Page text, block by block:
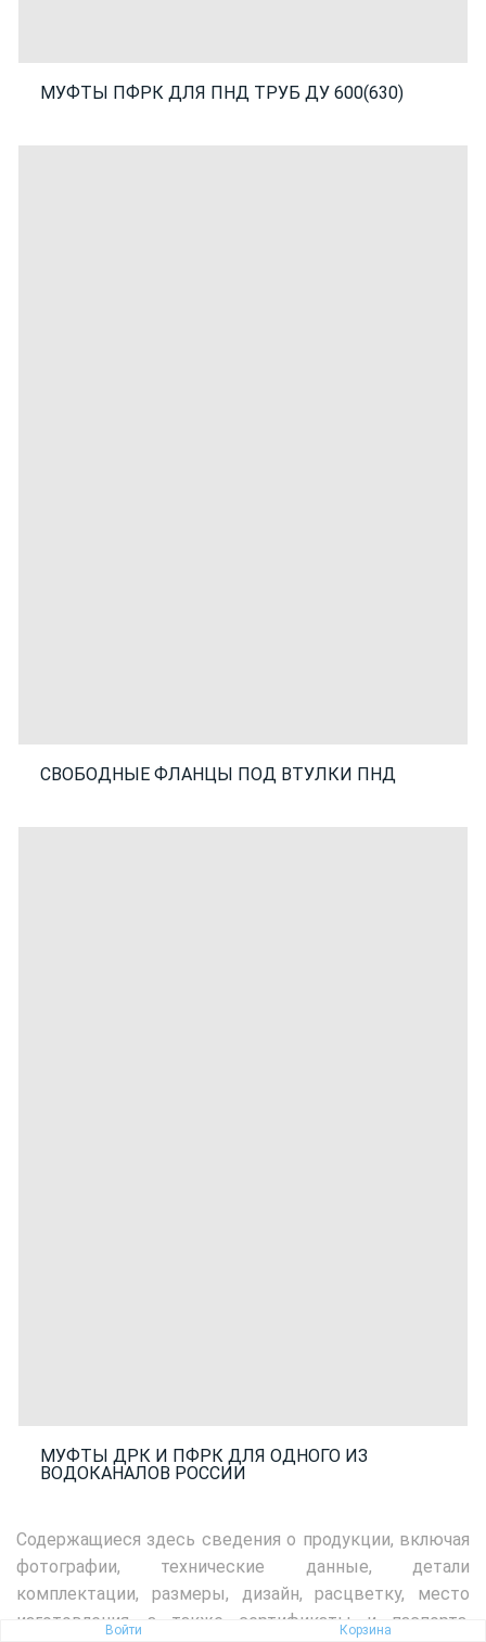
Войти Корзина
МУФТЫ ПФРК ДЛЯ ПНД ТРУБ ДУ 600(630)
СВОБОДНЫЕ ФЛАНЦЫ ПОД ВТУЛКИ ПНД
МУФТЫ ДРК И ПФРК ДЛЯ ОДНОГО ИЗ
ВОДОКАНАЛОВ РОССИИ
Содержащиеся здесь сведения о продукции, включая
фотографии, технические данные, детали
комплектации, размеры, дизайн, расцветку, место
изготовления, а также сертификаты и паспорта,